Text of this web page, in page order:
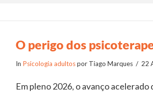
O perigo dos
In Psicologia adultospor Tiago Marques 22
Em pleno 2026, o avanço